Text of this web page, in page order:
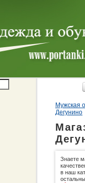
Мужская
Дегунино
Знаете
в наш